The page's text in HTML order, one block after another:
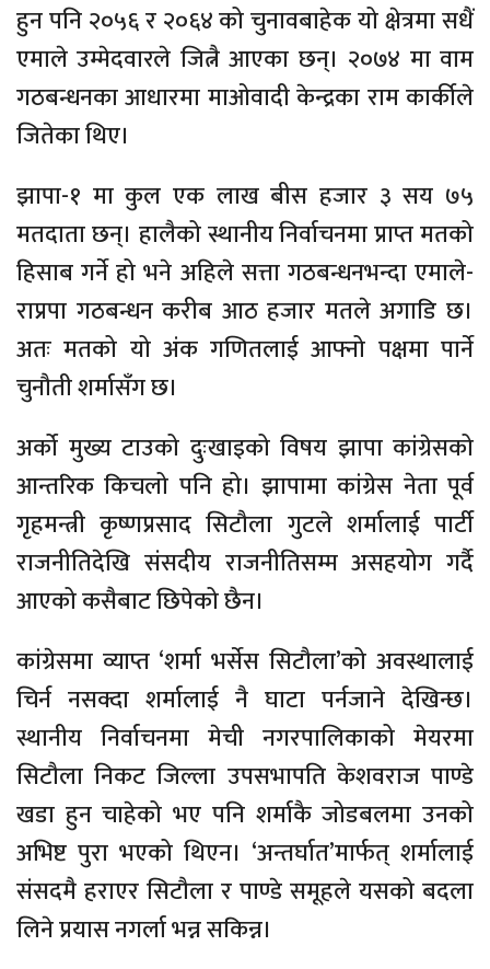
हुन पनि २०५६ र २०६४ को चुनावबाहेक यो क्षेत्रमा सधैं
एमाले उम्मेदवारले जित्नै आएका छन्। २०७४ मा वाम
गठबन्धनका आधारमा माओवादी केन्द्रका राम कार्कीले
जितेका थिए।
झापा-१ मा कुल एक लाख बीस हजार ३ सय ७५
मतदाता छन्। हालैको स्थानीय निर्वाचनमा प्राप्त मतको
हिसाब गर्ने हो भने अहिले सत्ता गठबन्धनभन्दा एमाले-
राप्रपा गठबन्धन करीब आठ हजार मतले अगाडि छ।
अतः मतको यो अंक गणितलाई आफ्नो पक्षमा पार्ने
चुनौती शर्मासँग छ।
अर्को मुख्य टाउको दुःखाइको विषय झापा कांग्रेसको
आन्तरिक किचलो पनि हो। झापामा कांग्रेस नेता पूर्व
गृहमन्त्री कृष्णप्रसाद सिटौला गुटले शर्मालाई पार्टी
राजनीतिदेखि संसदीय राजनीतिसम्म असहयोग गर्दै
आएको कसैबाट छिपेको छैन।
कांग्रेसमा व्याप्त ‘शर्मा भर्सेस सिटौला’को अवस्थालाई
चिर्न नसक्दा शर्मालाई नै घाटा पर्नजाने देखिन्छ।
स्थानीय निर्वाचनमा मेची नगरपालिकाको मेयरमा
सिटौला निकट जिल्ला उपसभापति केशवराज पाण्डे
खडा हुन चाहेको भए पनि शर्माकै जोडबलमा उनको
अभिष्ट पुरा भएको थिएन। ‘अन्तर्घात’मार्फत् शर्मालाई
संसदमै हराएर सिटौला र पाण्डे समूहले यसको बदला
लिने प्रयास नगर्ला भन्न सकिन्न।